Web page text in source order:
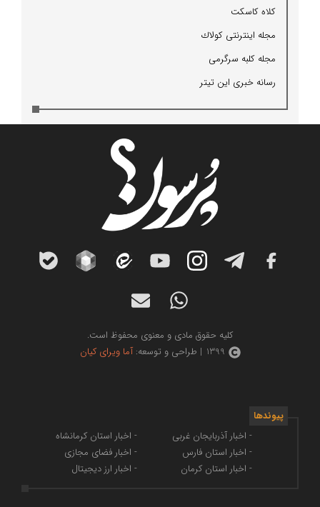
كلاه كاسكت
مجله اینترنتی كولاك
مجله كلبه سرگرمی
رسانه خبری این تیتر
کلیه حقوق مادی و معنوی محفوظ است.
1399 | طراحی و توسعه:
آما ویرای کیان
پیوندها
- اخبار آذربایجان غربی
- اخبار استان فارس
- اخبار استان کرمان
- اخبار استان کرمانشاه
- اخبار فضای مجازی
- اخبار ارز دیجیتال